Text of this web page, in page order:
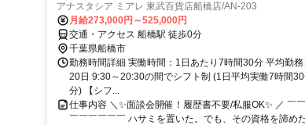
アナスタシア ミアレ 東武百貨店船橋店/AN-203
月給273,000円～525,000円
交通・アクセス 船橋駅 徒歩0分
千葉県船橋市
勤務時間詳細 実働時間：1日あたり7時間30分 平均勤
20日 9:30～20:30の間でシフト制 (1日平均実働7時間
分) 【シフ...
仕事内容 ＼✨面談会開催！履歴書不要/私服OK✨ ／ ￣
￣￣￣￣￣￣ ハサミを置いた。でも、その資格を諦め